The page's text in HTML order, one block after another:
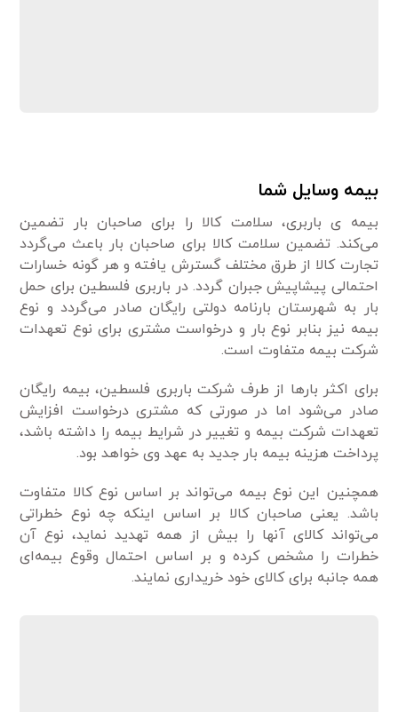
بیمه وسایل شما
بیمه ی باربری، سلامت کالا را برای صاحبان بار تضمین
می‌کند. تضمین سلامت کالا برای صاحبان بار باعث می‌گردد
تجارت کالا از طرق مختلف گسترش یافته و هر گونه خسارات
احتمالی پیشاپیش جبران گردد. در باربری فلسطین برای حمل
بار به شهرستان بارنامه دولتی رایگان صادر می‌گردد و نوع
بیمه نیز بنابر نوع بار و درخواست مشتری برای نوع تعهدات
شرکت بیمه متفاوت است.
برای اکثر بارها از طرف شرکت باربری فلسطین، بیمه رایگان
صادر می‌شود اما در صورتی که مشتری درخواست افزایش
تعهدات شرکت بیمه و تغییر در شرایط بیمه را داشته باشد،
پرداخت هزینه بیمه بار جدید به عهد وی خواهد بود.
همچنین این نوع بیمه می‌تواند بر اساس نوع کالا متفاوت
باشد. یعنی صاحبان کالا بر اساس اینکه چه نوع خطراتی
می‌تواند کالای آنها را بیش از همه تهدید نماید، نوع آن
خطرات را مشخص کرده و بر اساس احتمال وقوع بیمه‌ای
همه جانبه برای کالای خود خریداری نمایند.